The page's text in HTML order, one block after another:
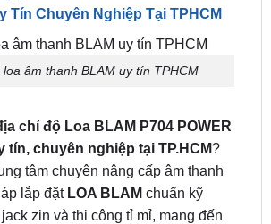
Tín Chuyên Nghiệp Tại TPHCM
âm thanh BLAM uy tín TPHCM
chỉ độ Loa BLAM P704 POWER
tín, chuyên nghiệp tại TP.HCM?
tâm chuyên nâng cấp âm thanh
lắp đặt LOA BLAM chuẩn kỹ
zin và thi công tỉ mỉ, mang đến